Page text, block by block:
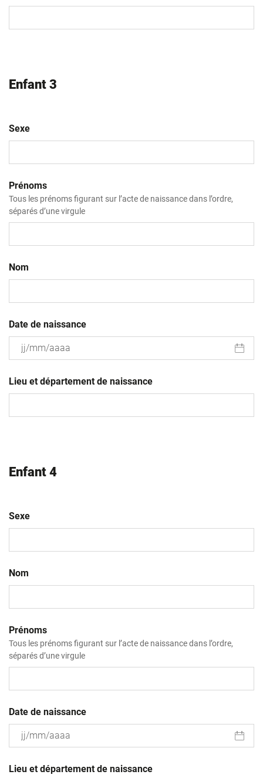
MM
Enfant 3
Sexe
Prénoms
Tous les prénoms figurant sur l’acte de naissance dans l’ordre,
séparés d’une virgule
Nom
Date de naissance
slash
MM
Lieu et département de naissance
Enfant 4
Sexe
Nom
Prénoms
Tous les prénoms figurant sur l’acte de naissance dans l’ordre,
séparés d’une virgule
Date de naissance
slash
Lieu et département de naissance